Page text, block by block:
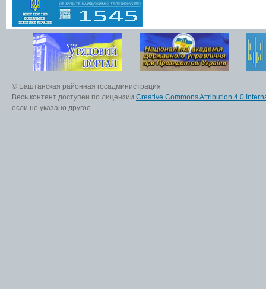
© Баштанская районная госадминистрация
Весь контент доступен по лицензии Creative Commons Attribution 4.0
если не указано другое.